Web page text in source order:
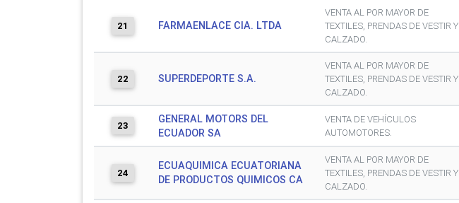
21 FARMAENLACE CIA. LTDA
VENTA AL POR MAYOR DE
TEXTILES, PRENDAS DE VESTIR Y
CALZADO.
22 SUPERDEPORTE S.A.
VENTA AL POR MAYOR DE
TEXTILES, PRENDAS DE VESTIR Y
CALZADO.
23
GENERAL MOTORS DEL
ECUADOR SA
VENTA DE VEHÍCULOS
AUTOMOTORES.
24
ECUAQUIMICA ECUATORIANA
DE PRODUCTOS QUIMICOS CA
VENTA AL POR MAYOR DE
TEXTILES, PRENDAS DE VESTIR Y
CALZADO.